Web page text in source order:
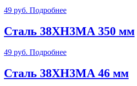
49 руб. Подробнее
Сталь 38ХН3МА 350 мм
49 руб. Подробнее
Сталь 38ХН3МА 46 мм